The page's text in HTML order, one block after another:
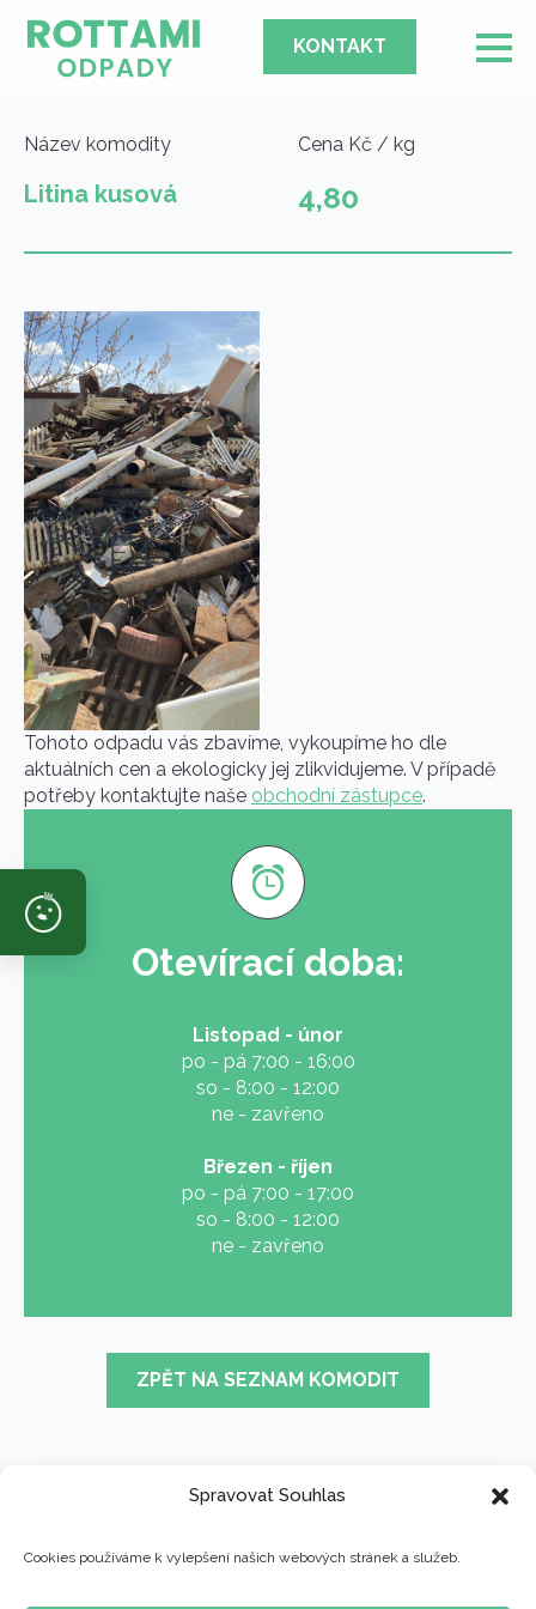
Spravovat Souhlas
Cookies používáme k vylepšení našich webových stránek a služeb.
KONTAKT
Název komodity
Litina kusová
Cena Kč / kg
4,80
Tohoto odpadu vás zbavíme, vykoupíme ho dle
aktuálních cen a ekologicky jej zlikvidujeme. V případě
potřeby kontaktujte naše obchodní zástupce.
Otevírací doba:
Listopad - únor
po - pá 7:00 - 16:00
so - 8:00 - 12:00
ne - zavřeno
Březen - říjen
po - pá 7:00 - 17:00
so - 8:00 - 12:00
ne - zavřeno
ZPĚT NA SEZNAM KOMODIT